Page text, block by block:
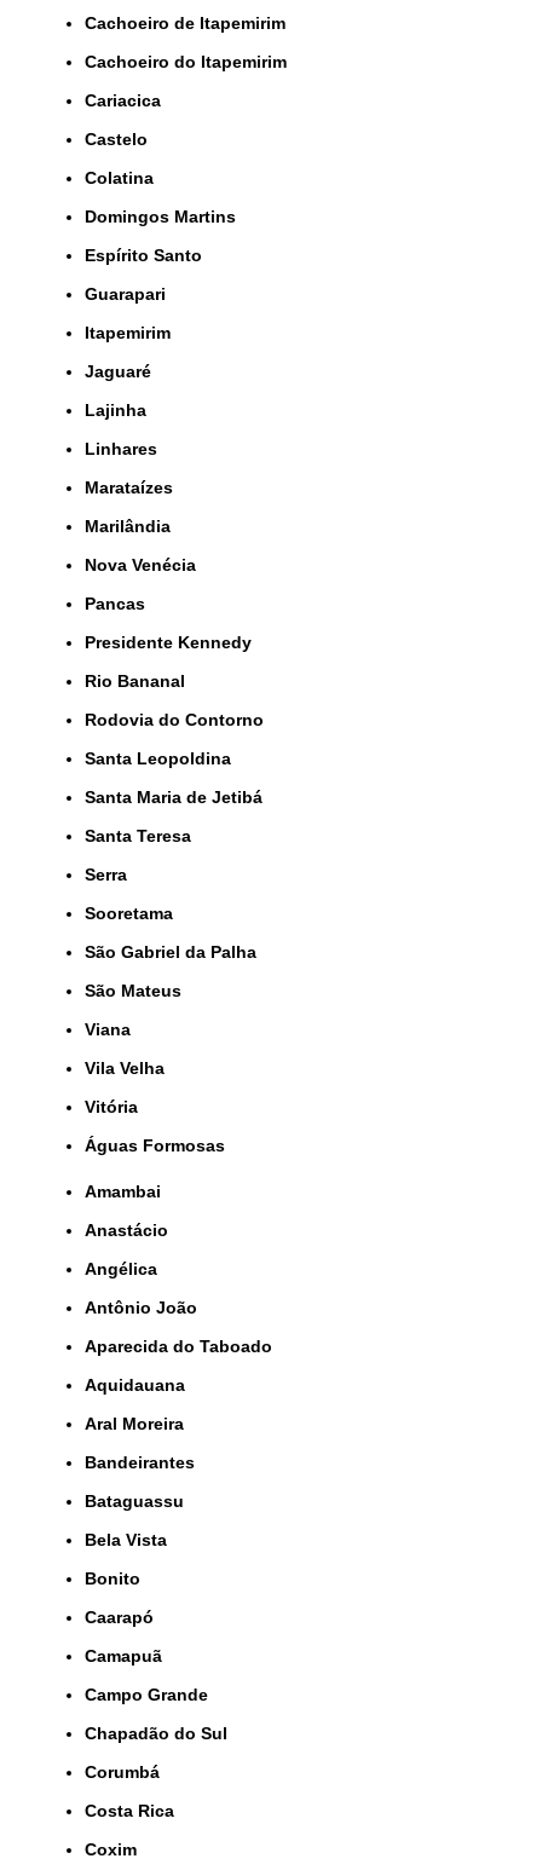
Cachoeiro de Itapemirim
Cachoeiro do Itapemirim
Cariacica
Castelo
Colatina
Domingos Martins
Espírito Santo
Guarapari
Itapemirim
Jaguaré
Lajinha
Linhares
Marataízes
Marilândia
Nova Venécia
Pancas
Presidente Kennedy
Rio Bananal
Rodovia do Contorno
Santa Leopoldina
Santa Maria de Jetibá
Santa Teresa
Serra
Sooretama
São Gabriel da Palha
São Mateus
Viana
Vila Velha
Vitória
Águas Formosas
Amambai
Anastácio
Angélica
Antônio João
Aparecida do Taboado
Aquidauana
Aral Moreira
Bandeirantes
Bataguassu
Bela Vista
Bonito
Caarapó
Camapuã
Campo Grande
Chapadão do Sul
Corumbá
Costa Rica
Coxim